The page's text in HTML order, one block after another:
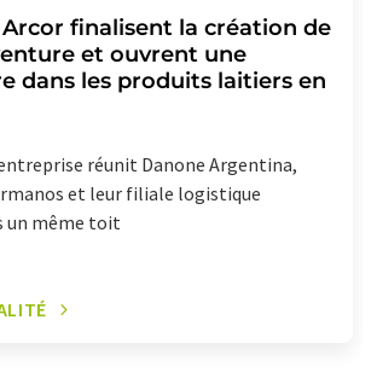
finalisent la création de
et ouvrent une
dans les produits laitiers en
réunit Danone Argentina,
et leur filiale logistique
un même toit